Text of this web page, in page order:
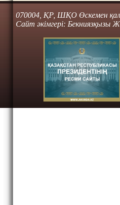
070004, ҚР, ШҚО Өскемен
Сайт әкімгері: Бекниязқызы